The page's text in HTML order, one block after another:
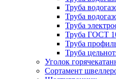
Труба
Труба
Труба
Труба ГОСТ
Труба
Труба
Уголок
Сортамент